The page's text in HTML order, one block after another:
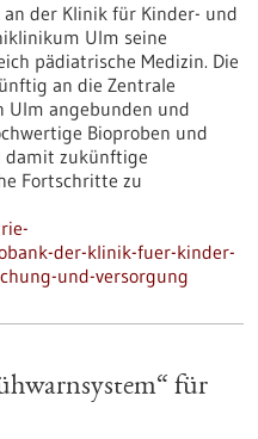
der Klinik für Kinder-​ und
Ulm seine
pädiatrische Medizin. Die
an die Zentrale
Ulm angebunden und
Bioproben und
damit zukünftige
Fortschritte zu
der-klinik-fuer-kinder-
und-versorgung
für